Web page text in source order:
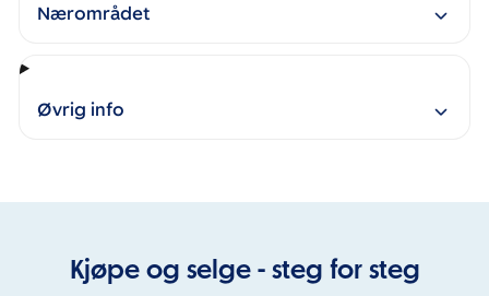
Nærområdet
Øvrig info
Kjøpe og selge - steg for steg